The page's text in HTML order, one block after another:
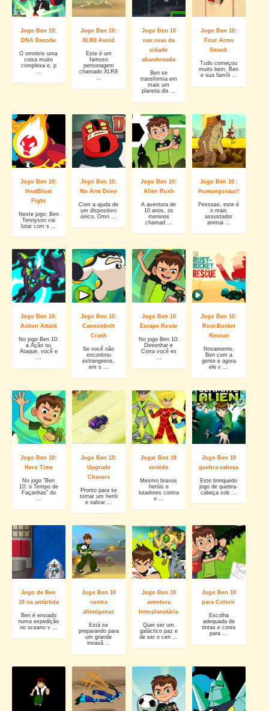
Jogo Ben 10:
DNA Decode
O omnitrix uma
coisa muito
complexa e, p
...
Jogo Ben 10:
XLR8 Avoid
Este é um
famoso
personagem
chamado XLR8
...
Jogo Ben 10
nas ruas da
cidade
abandonada
Ben se
transforma em
mais um
planeta dis ...
Jogo Ben 10:
Four Arms
Smash
Tudo começou
muito bem, Ben
e sua famíli ...
Jogo Ben 10:
HeatBlust
Fight
Neste jogo, Ben
Tennyson vai
lutar com s ...
Jogo Ben 10:
No Arm Done
Com a ajuda de
um dispositivo
único, Omn ...
Jogo Ben 10:
Alien Rush
A aventura de
10 anos, os
meninos
chamad ...
Jogo Ben 10 :
Humungosaur!
Pessoas, este é
o mais
assustador
animai ...
Jogo Ben 10:
Action Attack
No jogo Ben 10:
a Ação ou
Ataque, você e
...
Jogo Ben 10:
Cannonbolt
Crash
Se você não
encontrou
estrangeiros,
em s ...
Jogo Ben 10
Escape Route
No jogo Ben 10:
Desenhar e
Corra você es
...
Jogo Ben 10:
Rust-Bucket
Rescue
Novamente,
Ben com a
gente e agora
ele v ...
Jogo Ben 10:
Hero Time
No jogo "Ben
10: o Tempo de
Façanhas" do
Jogo Ben 10:
Upgrade
Chasers
Pronto para se
tornar um herói
e salvar ...
Jogar Ben 10
vestido
Mesmo bravos
heróis e
lutadores contra
o ...
Jogo Ben 10
quebra-cabeça
Este brinquedo
jogo de quebra-
cabeça sob ...
Jogo de Ben
10 na antártida
Ben é enviado
numa expedição
no oceano v ...
Jogo Ben 10
contra
alienígenas
Está se
preparando para
um grande
invasã ...
Jogo Ben 10
aventura
Interplanetária
Quer ser um
galáctico paz e
de ser o cen ...
Jogo Ben 10
para Colorir
Escolha
adequada de
tintas e cores
para ...